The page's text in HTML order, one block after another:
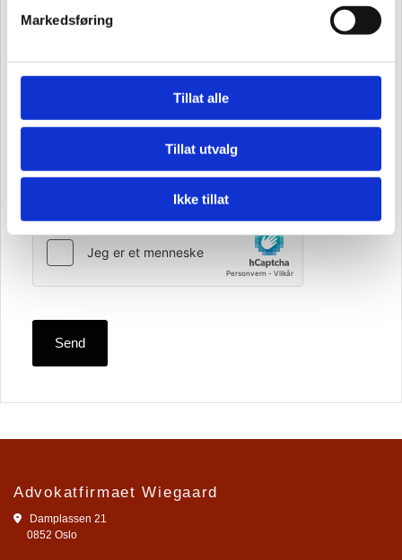
Markedsføring
Tillat alle
Tillat utvalg
Ikke tillat
Advokatfirmaet Wiegaard
 Damplassen 21
0852 Oslo